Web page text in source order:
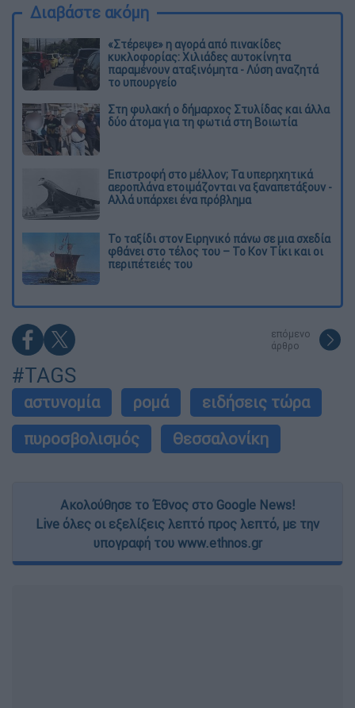
Διαβάστε ακόμη
«Στέρεψε» η αγορά από πινακίδες
κυκλοφορίας: Χιλιάδες αυτοκίνητα
παραμένουν αταξινόμητα - Λύση αναζητά
το υπουργείο
Στη φυλακή ο δήμαρχος Στυλίδας και άλλα
δύο άτομα για τη φωτιά στη Βοιωτία
Επιστροφή στο μέλλον; Τα υπερηχητικά
αεροπλάνα ετοιμάζονται να ξαναπετάξουν -
Αλλά υπάρχει ένα πρόβλημα
Το ταξίδι στον Ειρηνικό πάνω σε μια σχεδία
φθάνει στο τέλος του – Το Κον Τίκι και οι
περιπέτειές του
επόμενο
άρθρο
#TAGS
αστυνομία ρομά
ειδήσεις τώρα
πυροσβολισμός
Θεσσαλονίκη
Ακολούθησε το Έθνος στο Google News!
Live όλες οι εξελίξεις λεπτό προς λεπτό, με την
υπογραφή του www.ethnos.gr